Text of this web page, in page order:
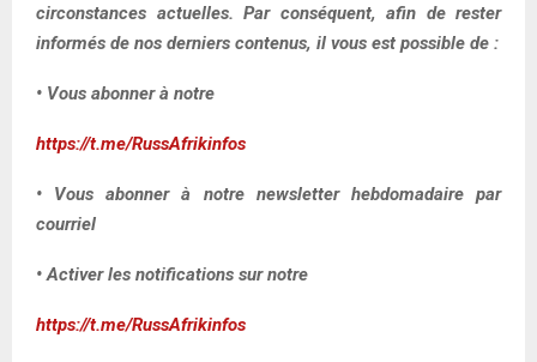
circonstances actuelles. Par conséquent, afin de rester
informés de nos derniers contenus, il vous est possible de :
• Vous abonner à notre
https://t.me/RussAfrikinfos
• Vous abonner à notre newsletter hebdomadaire par
courriel
• Activer les notifications sur notre
https://t.me/RussAfrikinfos